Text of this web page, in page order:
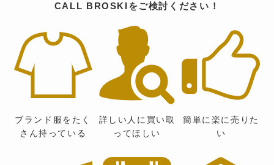
CALL BROSKIをご検討ください！
ブランド服をたく
さん持っている
詳しい人に買い取
ってほしい
簡単に楽に売りた
い